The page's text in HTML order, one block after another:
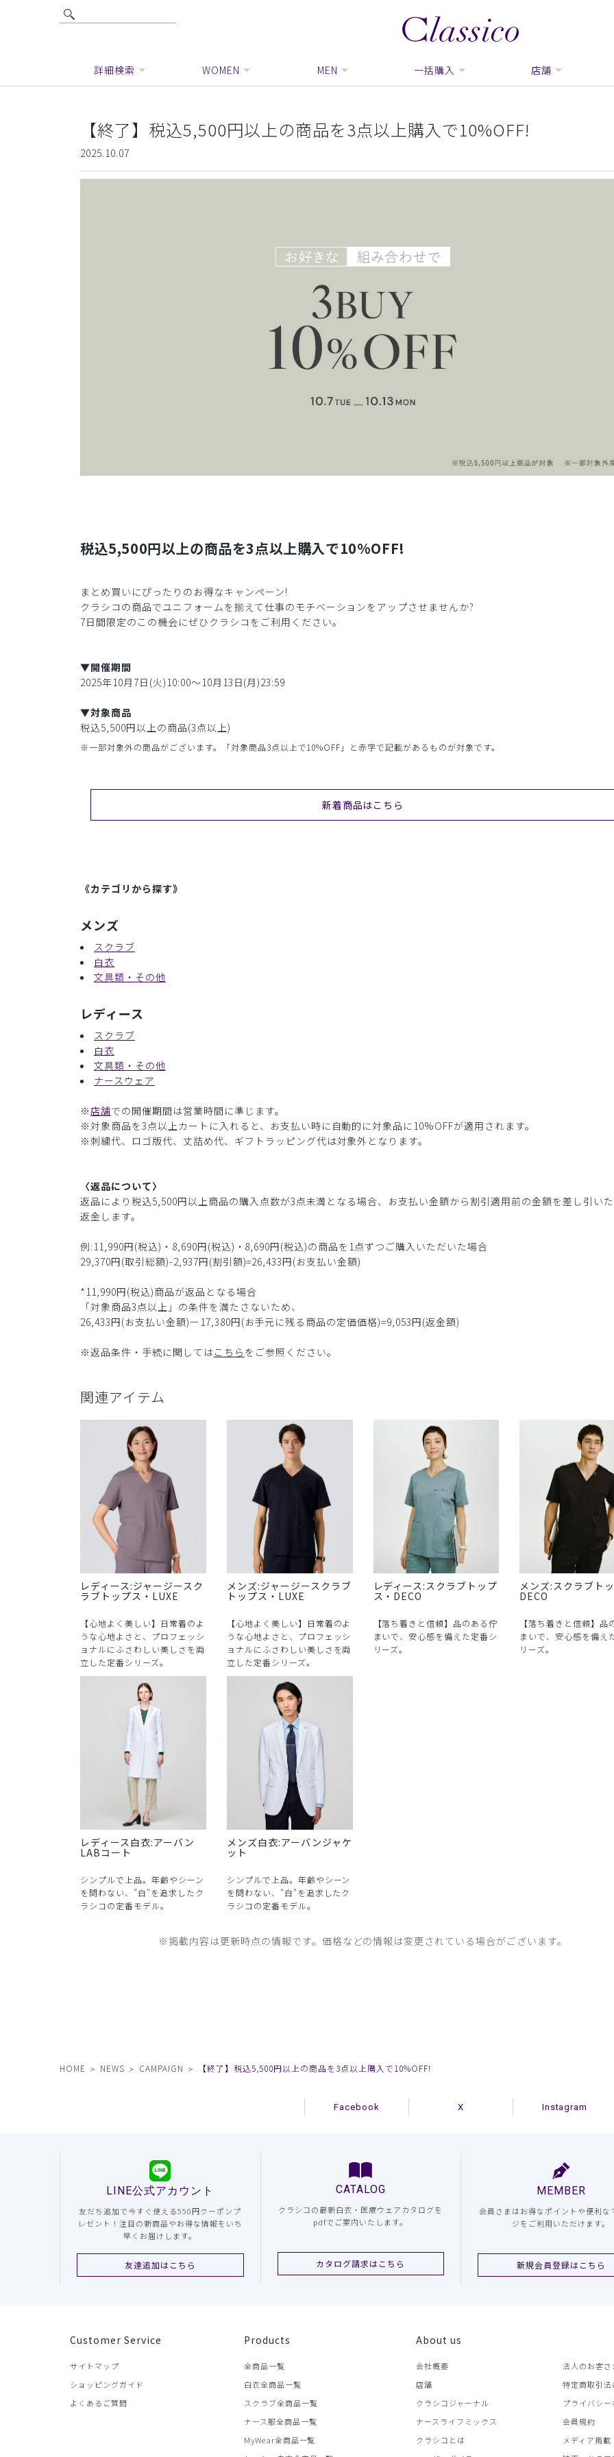
詳細検索 WOMEN MEN 一括購入 店舗
【終了】税込5,500円以上の商品を3点以上購入で10%OFF!
2025.10.07
税込5,500円以上の商品を3点以上購入で10%OFF!
まとめ買いにぴったりのお得なキャンペーン!
クラシコの商品でユニフォームを揃えて仕事のモチベーションをアップさせませんか?
7日間限定のこの機会にぜひクラシコをご利用ください。
▼開催期間
2025年10月7日(火)10:00〜10月13日(月)23:59
▼対象商品
税込5,500円以上の商品(3点以上)
※一部対象外の商品がございます。「対象商品3点以上で10%OFF」と赤字で記載があるものが対象です。
新着商品はこちら
《カテゴリから探す》
メンズ
スクラブ
白衣
文具類・その他
レディース
スクラブ
白衣
文具類・その他
ナースウェア
※店舗での開催期間は営業時間に準じます。
※対象商品を3点以上カートに入れると、お支払い時に自動的に対象品に10%OFFが適用されます。
※刺繍代、ロゴ版代、丈詰め代、ギフトラッピング代は対象外となります。
〈返品について〉
返品により税込5,500円以上商品の購入点数が3点未満となる場合、お支払い金額から割引適用前の金額を差し引い
返金します。
例:11,990円(税込)・8,690円(税込)・8,690円(税込)の商品を1点ずつご購入いただいた場合
29,370円(取引総額)-2,937円(割引額)=26,433円(お支払い金額)
*11,990円(税込)商品が返品となる場合
「対象商品3点以上」の条件を満たさないため、
26,433円(お支払い金額)ー17,380円(お手元に残る商品の定価価格)=9,053円(返金額)
※返品条件・手続に関してはこちら をご参照ください。
関連アイテム
レディース:ジャージースク
ラブトップス・LUXE
【心地よく美しい】日常着のよ
うな心地よさと、プロフェッシ
ョナルにふさわしい美しさを両
立した定番シリーズ。
メンズ:ジャージースクラブ
トップス・LUXE
【心地よく美しい】日常着のよ
うな心地よさと、プロフェッシ
ョナルにふさわしい美しさを両
立した定番シリーズ。
レディース:スクラブトップ
ス・DECO
【落ち着きと信頼】品のある佇
まいで、安心感を備えた定番シ
リーズ。
メンズ:スクラブト
DECO
【落ち着きと信頼】品
まいで、安心感を備え
リーズ。
レディース白衣:アーバン
LABコート
シンプルで上品。年齢やシーン
を問わない、"白"を追求したク
ラシコの定番モデル。
メンズ白衣:アーバンジャケ
ット
シンプルで上品。年齢やシーン
を問わない、"白"を追求したク
ラシコの定番モデル。
※掲載内容は更新時点の情報です。価格などの情報は変更されている場合がございます。
HOME NEWS CAMPAIGN 【終了】税込5,500円以上の商品を3点以上購入で10%OFF!
Facebook X Instagram
LINE公式アカウント
友だち追加で今すぐ使える550円クーポンプ
レゼント！注目の新商品やお得な情報をいち
早くお届けします。
友達追加はこちら
CATALOG
クラシコの最新白衣・医療ウェアカタログを
pdfでご案内いたします。
カタログ請求はこちら
MEMBER
会員さまはお得なポイントや便利な
ジをご利用いただけます。
新規会員登録はこちら
Customer Service
サイトマップ
ショッピングガイド
よくあるご質問
Products
全商品一覧
白衣全商品一覧
スクラブ全商品一覧
ナース服全商品一覧
MyWear全商品一覧
About us
会社概要
店舗
クラシコジャーナル
ナースライフミックス
クラシコとは
法人のお客さ
特定商取引
プライバシー
会員規約
メディア掲載